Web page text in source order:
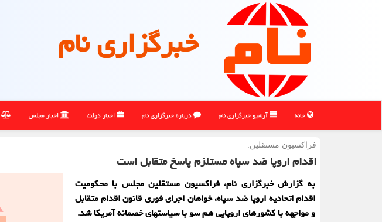
خبرگزاری نام
خانه آرشیو خبرگزاری نام درباره خبرگزاری نام اخبار دولت اخبار مجلس
فراکسیون مستقلین:
اقدام اروپا ضد سپاه مستلزم پاسخ متقابل است
به گزارش خبرگزاری نام، فراکسیون مستقلین مجلس با محکومیت
اقدام اتحادیه اروپا ضد سپاه، خواهان اجرای فوری قانون اقدام متقابل
و مواجهه با کشورهای اروپایی هم سو با سیاستهای خصمانه آمریکا شد.